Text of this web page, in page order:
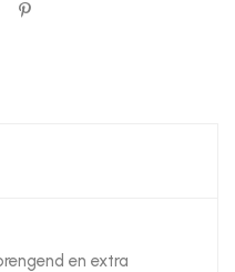
en extra